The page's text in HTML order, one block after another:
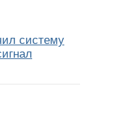
систему